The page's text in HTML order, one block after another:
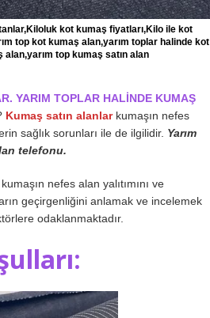
kot kumaş fiyatları,Kilo ile kot
top kot kumaş alan,yarım toplar halinde kot
alan,yarım top kumaş satın alan
YARIM TOPLAR HALİNDE KUMAŞ
Kumaş satın alanlarkumaşın nefes
sağlık sorunları ile de ilgilidir. Yarım
telefonu.
nefes alan yalıtımını ve
geçirgenliğini anlamak ve incelemek
odaklanmaktadır.